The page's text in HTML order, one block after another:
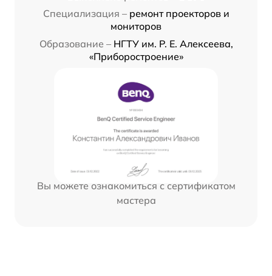
Специализация – ремонт проекторов и
мониторов
Образование – НГТУ им. Р. Е. Алексеева,
«Приборостроение»
Вы можете ознакомиться с сертификатом
мастера